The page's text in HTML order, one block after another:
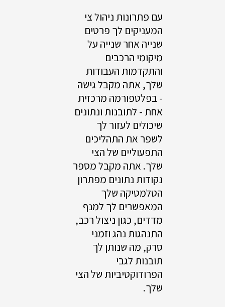
עם פתרונות ניהול צי
המעניקים לך פרטים
שנייה אחר שנייה על
מיקומי הרכבים
והתקדמות העבודות
שלך, אתה מקבל גישה
- בפלטפורמה מרכזית
אחת - לתובנות ונתונים
שיכולים לעזור לך
לשפר את התהליכים
התפעוליים של הצי
שלך. אתה מקבל מספר
נקודות נתונים מפתרון
הטלמטיקה שלך
המאפשרים לך למנף
מדדים, כגון ניצול רכב,
התנהגות נהג וזמני
סרק, מה שנותן לך
תובנות לגבי
הפרודוקטיביות של הצי
שלך.